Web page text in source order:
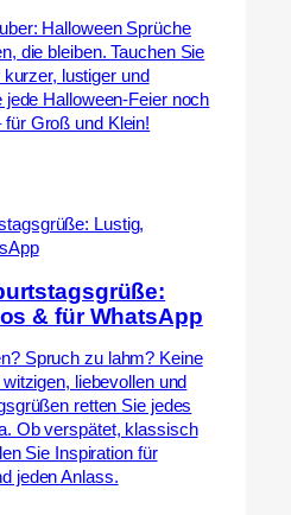
Halloween Sprüche
die bleiben. Tauchen Sie
lustiger und
Halloween-Feier noch
Groß und Klein!
& für WhatsApp
Spruch zu lahm? Keine
liebevollen und
retten Sie jedes
Ob verspätet, klassisch
Sie Inspiration für
jeden Anlass.